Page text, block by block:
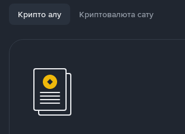
Крипто алу Криптовалюта сату